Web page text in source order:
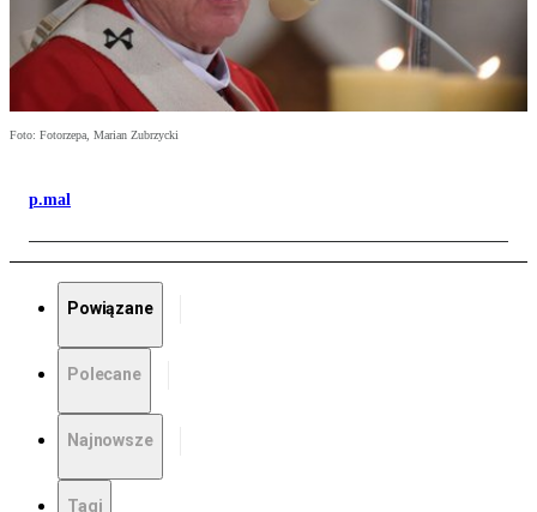
Foto: Fotorzepa, Marian Zubrzycki
p.mal
Powiązane
Polecane
Najnowsze
Tagi